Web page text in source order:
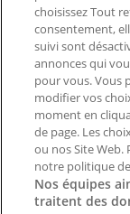
ou le site?
Index
Marques
Marques
Enseignes
Produits
choisissez Tout
consentement,
suivi sont
annonces qui
pour vous. Vous
modifier vos
moment en
de page. Les
ou nos Site Web.
notre politique
Nos équipes
traitent des